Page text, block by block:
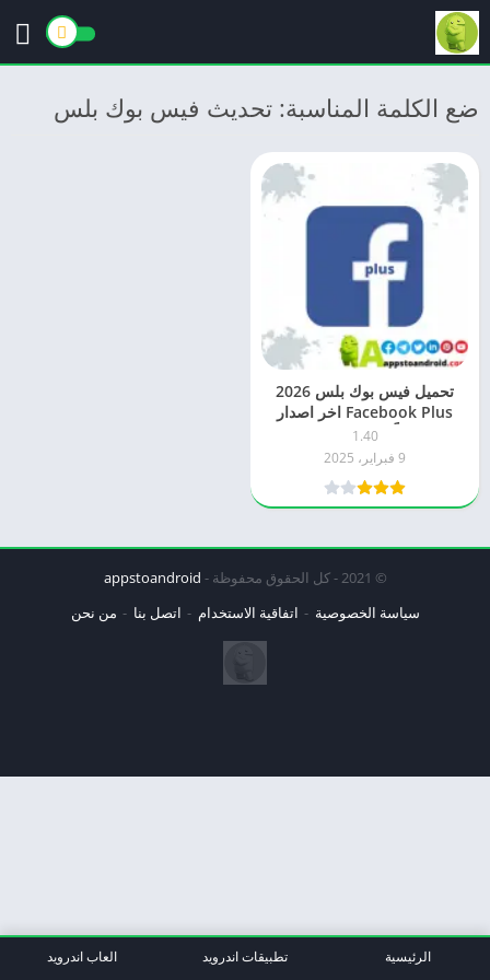
ضع الكلمة المناسبة: تحديث فيس بوك بلس
تحميل فيس بوك بلس 2026
Facebook Plus اخر اصدار
1.40
9 فبراير، 2025
© 2021 - كل الحقوق محفوظة -
appstoandroid
سياسة الخصوصية
اتفاقية الاستخدام اتصل بنا من نحن
الرئيسية تطبيقات اندرويد العاب اندرويد